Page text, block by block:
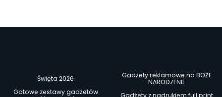
Święta 2026
Gadżety reklamowe na BOŻE
NARODZENIE
Gotowe zestawy gadżetów
Gadżety z nadrukiem full print